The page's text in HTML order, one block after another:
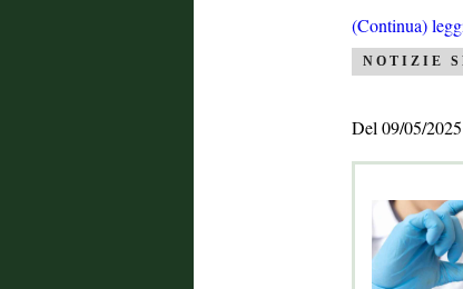
(Continua)
NOTIZIE
Del 09/05/